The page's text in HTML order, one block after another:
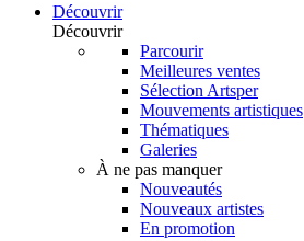
Découvrir
Découvrir
Parcourir
Meilleures ventes
Sélection Artsper
Mouvements artistiques
Thématiques
Galeries
À ne pas manquer
Nouveautés
Nouveaux artistes
En promotion